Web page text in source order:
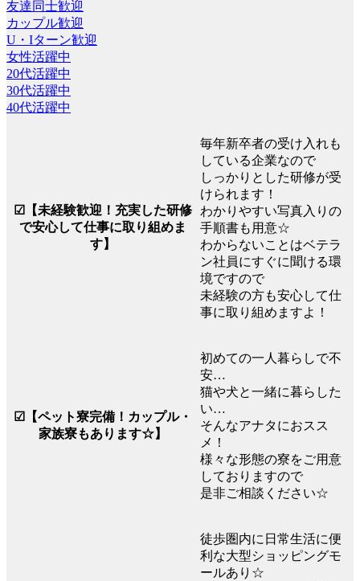
友達同士歓迎
カップル歓迎
U・Iターン歓迎
女性活躍中
20代活躍中
30代活躍中
40代活躍中
☑【未経験歓迎！充実した研修
で安心して仕事に取り組めま
す】
毎年新卒者の受け入れも
している企業なので
しっかりとした研修が受
けられます！
わかりやすい写真入りの
手順書も用意☆
わからないことはベテラ
ン社員にすぐに聞ける環
境ですので
未経験の方も安心して仕
事に取り組めますよ！
☑【ペット寮完備！カップル・
家族寮もあります☆】
初めての一人暮らしで不
安…
猫や犬と一緒に暮らした
い…
そんなアナタにおスス
メ！
様々な形態の寮をご用意
しておりますので
是非ご相談ください☆
徒歩圏内に日常生活に便
利な大型ショッピングモ
ールあり☆